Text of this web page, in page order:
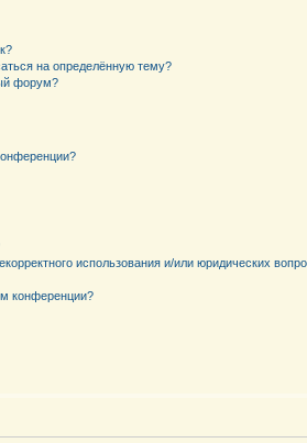
на определённую тему?
форум?
использования и/или юридических
конференции?